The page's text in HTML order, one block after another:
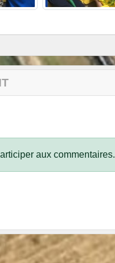
aux commentaires.